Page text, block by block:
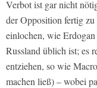
Verbot ist gar nicht
der Opposition fertig
einlochen, wie
Russland üblich ist; es
entziehen, so wie
machen ließ) – wobei